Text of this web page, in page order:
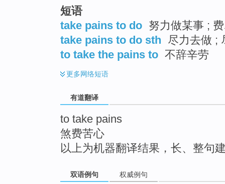
短语
take pains to do 努力做某事 ;
take pains to do sth 尽力去做 ;
to take the pains to 不辞辛劳
更多网络短语
有道翻译
to take pains
煞费苦心
以上为机器翻译结果，长、整句
双语例句 权威例句